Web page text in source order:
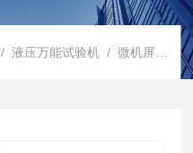
/液压万能试验机 /微机屏显液压万能试验机